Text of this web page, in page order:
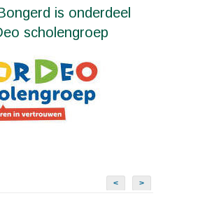
is onderdeel
scholengroep
< >